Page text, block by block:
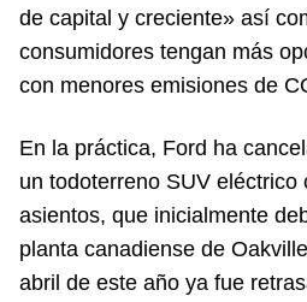
de capital y creciente» así
consumidores tengan más
con menores emisiones de
En la práctica, Ford ha
un todoterreno SUV eléctrico
asientos, que inicialmente
planta canadiense de
abril de este año ya fue